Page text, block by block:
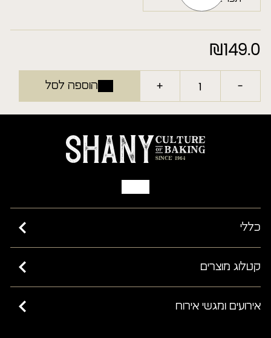
₪149.0
-
+ הוספה לסל
כללי
כשרות בד”ץ בית יוסף ורבנות ישראל
מאמרים
שאלות ותשובות
קטלוג מוצרים
קישים
אירועים ומגשי אירוח